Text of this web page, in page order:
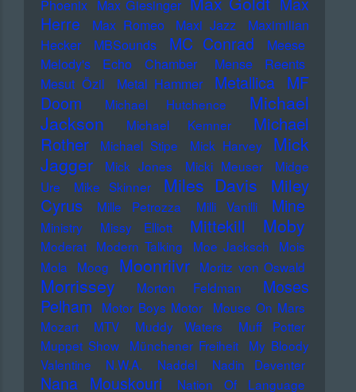
Phoenix Max Giesinger
Herre
Max Romeo Maxi Jazz
Maximilian
Hecker
MBSounds MC Conrad
Meese
Melody's Echo Chamber
Mense Reents
Mesut Özil
Metal Hammer Metallica MF
Doom
Michael Hutchence
Michael
Jackson
Michael Kemner
Michael
Rother
Michael Stipe Mick Harvey
Mick
Jagger
Mick Jones Micki Meuser
Midge
Ure
Mike Skinner Miles Davis
Miley
Cyrus
Mille Petrozza Milli Vanilli Mine
Ministry Missy Elliott Mittekill Moby
Moderat Modern Talking Moe Jacksch
Mois
Mola
Moog Moonriivr Moritz von Oswald
Morrissey Morton Feldman
Moses
Pelham
Motor Boys Motor
Mouse On Mars
Mozart
MTV Muddy Waters
Muff Potter
Muppet Show
Münchener Freiheit
My Bloody
Valentine
N.W.A. Naddel Nadin Deventer
Nana Mouskouri
Nation Of Language